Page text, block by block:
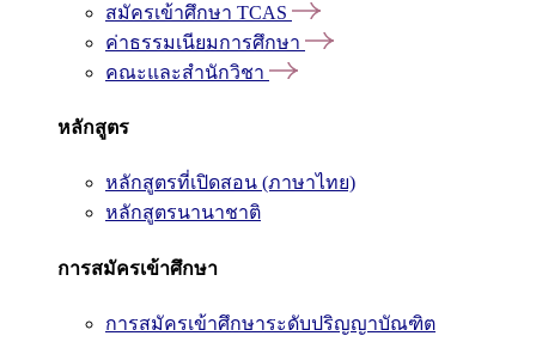
สมัครเข้าศึกษา TCAS
ค่าธรรมเนียมการศึกษา
คณะและสำนักวิชา
หลักสูตร
หลักสูตรที่เปิดสอน (ภาษาไทย)
หลักสูตรนานาชาติ
การสมัครเข้าศึกษา
การสมัครเข้าศึกษาระดับปริญญาบัณฑิต